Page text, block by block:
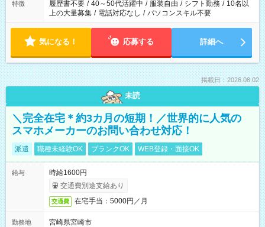
特徴 履歴書不要 / 40～50代活躍中 / 服装自由 / シフト勤務 / 10名以
上の大量募集 / 電話対応なし / パソコンスキル不要
気になる！ 応募する 詳細へ
掲載日：2026.08.02
未読
＼完全在宅＊約3カ月の短期！／世界的に人気の
スマホメーカーのお問い合わせ対応！
派遣 職種未経験OK ブランクOK WEB登録・面接OK
給与
時給1600円
交通費別途支給あり
交通費 在宅手当：5000円／月
勤務地
宮崎県宮崎市